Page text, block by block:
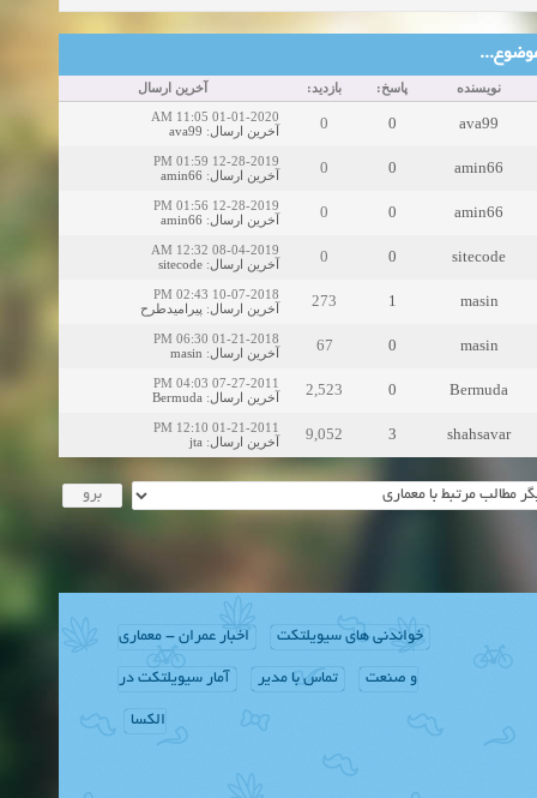
نویسنده پاسخ: بازدید: آخرین ارسال
ava99
0
0
01-01-2020 11:05 AM
آخرین ارسال:
ava99
amin66
0
0
12-28-2019 01:59 PM
آخرین ارسال:
amin66
amin66
0
0
12-28-2019 01:56 PM
آخرین ارسال:
amin66
sitecode
0
0
08-04-2019 12:32 AM
آخرین ارسال:
sitecode
masin
1
273
10-07-2018 02:43 PM
آخرین ارسال: پیرامیدطرح
masin
0
67
01-21-2018 06:30 PM
آخرین ارسال:
masin
Bermuda
0
2,523
07-27-2011 04:03 PM
آخرین ارسال:
Bermuda
shahsavar
3
9,052
01-21-2011 12:10 PM
آخرین ارسال:
jta
خواندنی های سیویلتکت اخبار عمران - معماری
و صنعت تماس با مدیر آمار سیویلتکت در
الکسا